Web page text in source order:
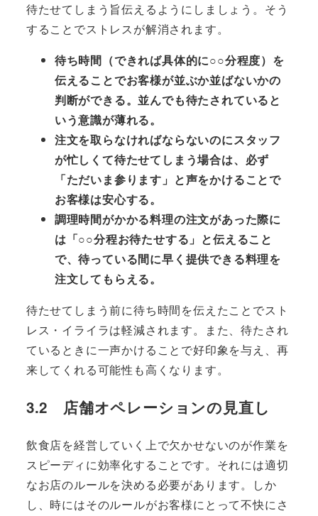
待たせてしまう旨伝えるようにしましょう。そう
することでストレスが解消されます。
待ち時間（できれば具体的に○○分程度）を
伝えることでお客様が並ぶか並ばないかの
判断ができる。並んでも待たされていると
いう意識が薄れる。
注文を取らなければならないのにスタッフ
が忙しくて待たせてしまう場合は、必ず
「ただいま参ります」と声をかけることで
お客様は安心する。
調理時間がかかる料理の注文があった際に
は「○○分程お待たせする」と伝えること
で、待っている間に早く提供できる料理を
注文してもらえる。
待たせてしまう前に待ち時間を伝えたことでスト
レス・イライラは軽減されます。また、待たされ
ているときに一声かけることで好印象を与え、再
来してくれる可能性も高くなります。
3.2 店舗オペレーションの見直し
飲食店を経営していく上で欠かせないのが作業を
スピーディに効率化することです。それには適切
なお店のルールを決める必要があります。しか
し、時にはそのルールがお客様にとって不快にさ